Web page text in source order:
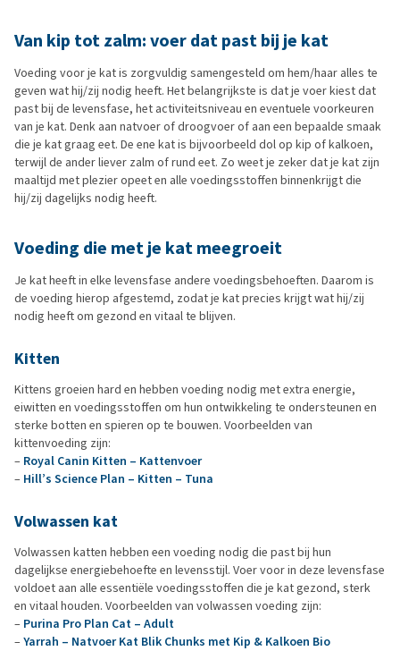
Van kip tot zalm: voer dat past bij je kat
Voeding voor je kat is zorgvuldig samengesteld om hem/haar alles te
geven wat hij/zij nodig heeft. Het belangrijkste is dat je voer kiest dat
past bij de levensfase, het activiteitsniveau en eventuele voorkeuren
van je kat. Denk aan natvoer of droogvoer of aan een bepaalde smaak
die je kat graag eet. De ene kat is bijvoorbeeld dol op kip of kalkoen,
terwijl de ander liever zalm of rund eet. Zo weet je zeker dat je kat zijn
maaltijd met plezier opeet en alle voedingsstoffen binnenkrijgt die
hij/zij dagelijks nodig heeft.
Voeding die met je kat meegroeit
Je kat heeft in elke levensfase andere voedingsbehoeften. Daarom is
de voeding hierop afgestemd, zodat je kat precies krijgt wat hij/zij
nodig heeft om gezond en vitaal te blijven.
Kitten
Kittens groeien hard en hebben voeding nodig met extra energie,
eiwitten en voedingsstoffen om hun ontwikkeling te ondersteunen en
sterke botten en spieren op te bouwen. Voorbeelden van
kittenvoeding zijn:
– Royal Canin Kitten – Kattenvoer
– Hill’s Science Plan – Kitten – Tuna
Volwassen kat
Volwassen katten hebben een voeding nodig die past bij hun
dagelijkse energiebehoefte en levensstijl. Voer voor in deze levensfase
voldoet aan alle essentiële voedingsstoffen die je kat gezond, sterk
en vitaal houden. Voorbeelden van volwassen voeding zijn:
– Purina Pro Plan Cat – Adult
–Yarrah – Natvoer Kat Blik Chunks met Kip & Kalkoen Bio